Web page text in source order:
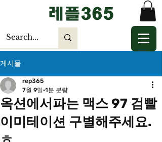
​레플365
게시물
옥션에서파는 맥스 97 검빨
이미테이션 구별해주세요.
rep365
7월 9일 1분 분량